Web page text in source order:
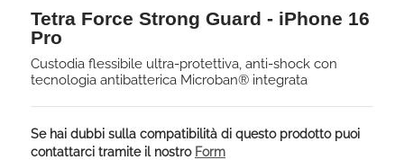
Tetra Force Strong Guard - iPhone 16
Pro
Custodia flessibile ultra-protettiva, anti-shock con
tecnologia antibatterica Microban® integrata
Se hai dubbi sulla compatibilità di questo prodotto puoi
contattarci tramite il nostro Form